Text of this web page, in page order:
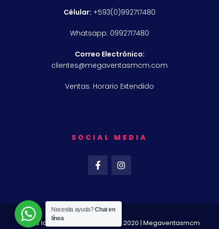
Célular: +593(0)992717480
Whatsapp: 0992717480
Correo Electrónico:
clientes@megaventasmcm.com
Ventas: Horario Extendido
SOCIAL MEDIA
Todos los derechos reservados 2020 | Megaventasmcm
Necesita ayuda?Chat en
línea